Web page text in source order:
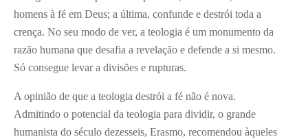
homens à fé em Deus; a última, confunde e destrói toda a
crença. No seu modo de ver, a teologia é um monumento da
razão humana que desafia a revelação e defende a si mesmo.
Só consegue levar a divisões e rupturas.
A opinião de que a teologia destrói a fé não é nova.
Admitindo o potencial da teologia para dividir, o grande
humanista do século dezesseis, Erasmo, recomendou àqueles